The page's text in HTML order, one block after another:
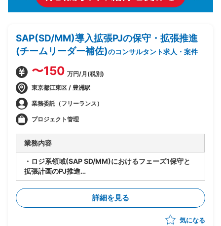
SAP(SD/MM)導入拡張PJの保守・拡張推進
(チームリーダー補佐)のコンサルタント求人・案件
〜150 万円/月(税別)
東京都江東区 / 豊洲駅
業務委託（フリーランス）
プロジェクト管理
業務内容
・ロジ系領域(SAP SD/MM)におけるフェーズ1保守と
拡張計画のPJ推進
・要員管理、進捗管理、タスク管理を担当
・設計レビューの実施
・関係者調整(エンドユーザ・ベンダー・オフショア開
発メンバ間)
・ベンダー統制及びチームコミュニケーションの推進
詳細を見る
気になる